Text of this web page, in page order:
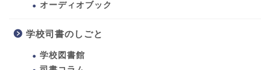
オーディオブック
学校司書のしごと
学校図書館